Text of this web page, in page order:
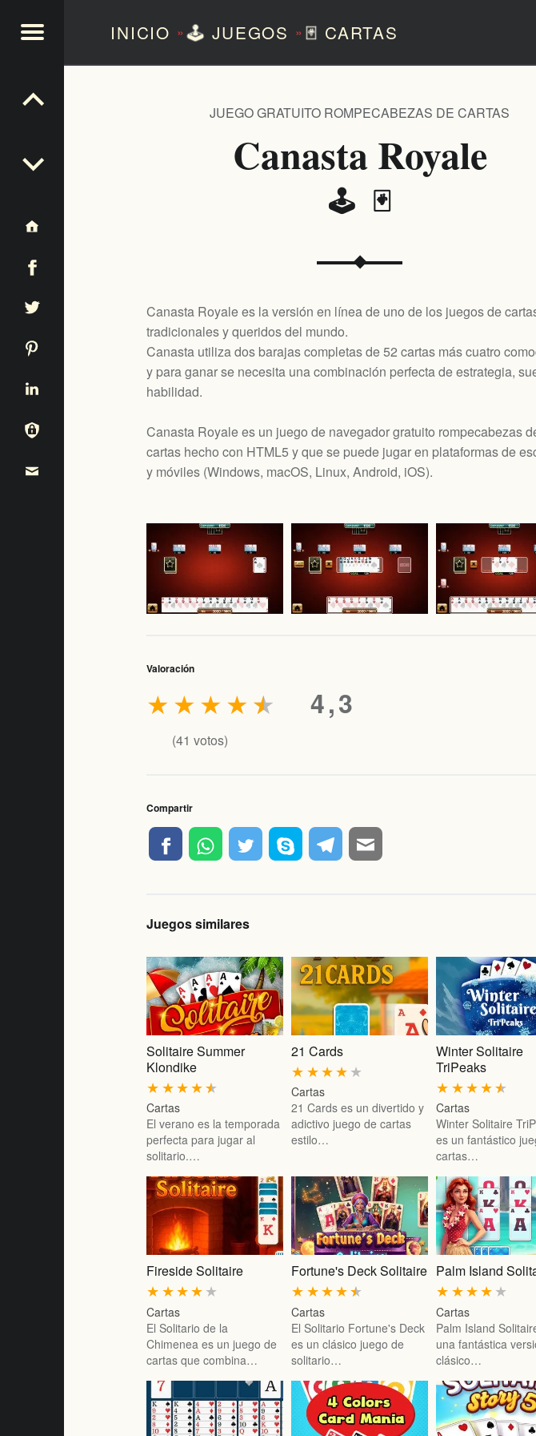
INICIO »🕹️ JUEGOS »🃏 CARTAS
Canasta Royale
🕹️ 🃏
JUEGO GRATUITO ROMPECABEZAS DE CARTAS
Canasta Royale es la versión en línea de uno de los juegos de
tradicionales y queridos del mundo.
Canasta utiliza dos barajas completas de 52 cartas más cuatro
y para ganar se necesita una combinación perfecta de estrategia,
habilidad.
Canasta Royale es un juego de navegador gratuito rompecabezas
cartas hecho con HTML5 y que se puede jugar en plataformas de
y móviles (Windows, macOS, Linux, Android, iOS).
Valoración
4,3
★
★
★
★
★
(41 votos)
Compartir
Juegos similares
Solitaire Summer
Klondike
★
★
★
★
★
Cartas
El verano es la temporada
perfecta para jugar al
solitario.…
21 Cards
★
★
★
★
★
Cartas
21 Cards es un divertido y
adictivo juego de cartas
estilo…
Winter Solitaire
TriPeaks
★
★
★
★
★
Cartas
Winter Solitaire
es un fantástico
cartas…
Fireside Solitaire
★
★
★
★
★
Cartas
El Solitario de la
Chimenea es un juego de
cartas que combina…
Fortune's Deck Solitaire
★
★
★
★
★
Cartas
El Solitario Fortune's Deck
es un clásico juego de
solitario…
Palm Island
★
★
★
★
★
Cartas
Palm Island
una fantástica
clásico…